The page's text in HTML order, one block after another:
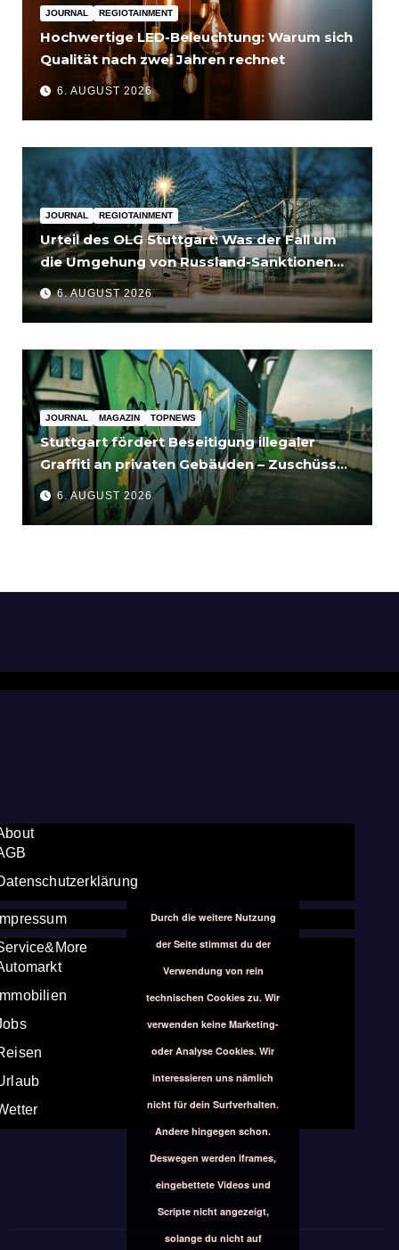
JOURNAL REGIOTAINMENT
Hochwertige LED-Beleuchtung: Warum sich
Qualität nach zwei Jahren rechnet
6. AUGUST 2026
JOURNAL REGIOTAINMENT
Urteil des OLG Stuttgart: Was der Fall um
die Umgehung von Russland-Sanktionen
für Unternehmen bedeutet
6. AUGUST 2026
JOURNAL MAGAZIN TOPNEWS
Stuttgart fördert Beseitigung illegaler
Graffiti an privaten Gebäuden – Zuschüsse
bis 3.500 Euro
6. AUGUST 2026
Durch die weitere Nutzung
der Seite stimmst du der
Verwendung von rein
technischen Cookies zu. Wir
verwenden keine Marketing-
oder Analyse Cookies. Wir
interessieren uns nämlich
nicht für dein Surfverhalten.
Andere hingegen schon.
Deswegen werden iframes,
eingebettete Videos und
Scripte nicht angezeigt,
solange du nicht auf